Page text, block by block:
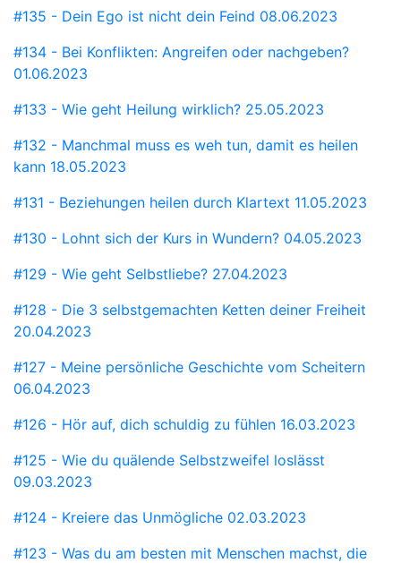
#135 - Dein Ego ist nicht dein Feind 08.06.2023
#134 - Bei Konflikten: Angreifen oder nachgeben?
01.06.2023
#133 - Wie geht Heilung wirklich? 25.05.2023
#132 - Manchmal muss es weh tun, damit es heilen
kann 18.05.2023
#131 - Beziehungen heilen durch Klartext 11.05.2023
#130 - Lohnt sich der Kurs in Wundern? 04.05.2023
#129 - Wie geht Selbstliebe? 27.04.2023
#128 - Die 3 selbstgemachten Ketten deiner Freiheit
20.04.2023
#127 - Meine persönliche Geschichte vom Scheitern
06.04.2023
#126 - Hör auf, dich schuldig zu fühlen 16.03.2023
#125 - Wie du quälende Selbstzweifel loslässt
09.03.2023
#124 - Kreiere das Unmögliche 02.03.2023
#123 - Was du am besten mit Menschen machst, die